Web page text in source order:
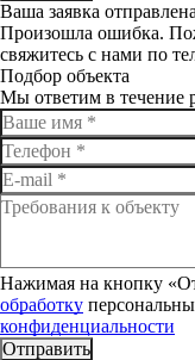
Ваша заявка отправлена
Произошла ошибка.
свяжитесь с нами по
Подбор объекта
Мы ответим в течение
Нажимая на кнопку
обработку
конфиденциальности
Отправить